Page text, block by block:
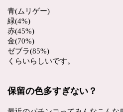
青(ムリゲー)
緑(4%)
赤(45%)
金(70%)
ゼブラ(85%)
くらいらしいです。
保留の色多すぎない？